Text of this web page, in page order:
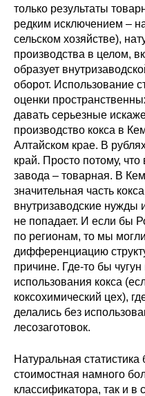
только результаты
редким исключением –
сельском хозяйстве),
производства в целом,
образует
оборот. Использование
оценки
давать серьезные
производство кокса в
Алтайском крае. В
край. Просто потому,
завода – товарная. В
значительная часть
внутризаводские нужды
не попадает. И если бы
по регионам, то мы
дифференциацию
причине. Где-то бы
использования кокса
коксохимический цех),
делались без
лесозаготовок.
Натуральная
стоимостная намного
классификатора, так и